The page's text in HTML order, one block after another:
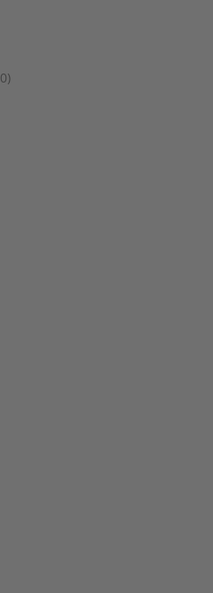
0)